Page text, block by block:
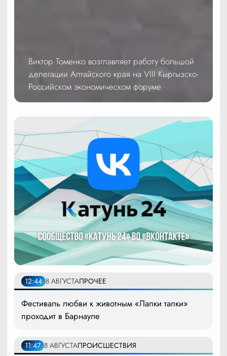
Виктор Томенко возглавляет работу большой
делегации Алтайского края на VIII Кыргызско-
Российском экономическом форуме
12:44 8 АВГУСТАПРОЧЕЕ
Фестиваль любви к животным «Лапки тапки»
проходит в Барнауле
11:47 8 АВГУСТАПРОИСШЕСТВИЯ